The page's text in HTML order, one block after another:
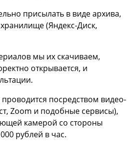
присылать в виде архива,
(Яндекс-Диск,
мы их скачиваем,
открывается, и
посредством видео-
Zoom и подобные сервисы),
камерой со стороны
рублей в час.